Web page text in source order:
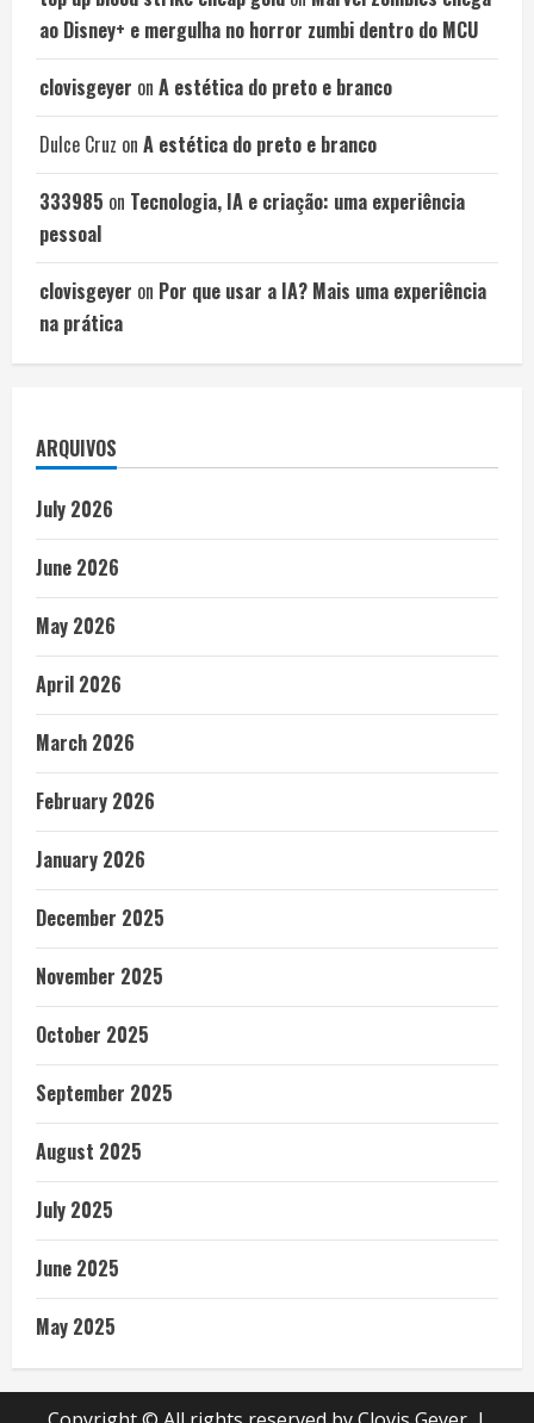
ao Disney+ e mergulha no horror zumbi dentro do MCU
clovisgeyer on A estética do preto e branco
Dulce Cruz on A estética do preto e branco
333985 on Tecnologia, IA e criação: uma experiência
pessoal
clovisgeyer on Por que usar a IA? Mais uma experiência
na prática
ARQUIVOS
July 2026
June 2026
May 2026
April 2026
March 2026
February 2026
January 2026
December 2025
November 2025
October 2025
September 2025
August 2025
July 2025
June 2025
May 2025